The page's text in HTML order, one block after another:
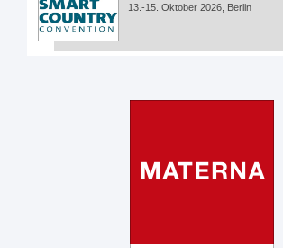
13.-15. Oktober 2026, Berlin